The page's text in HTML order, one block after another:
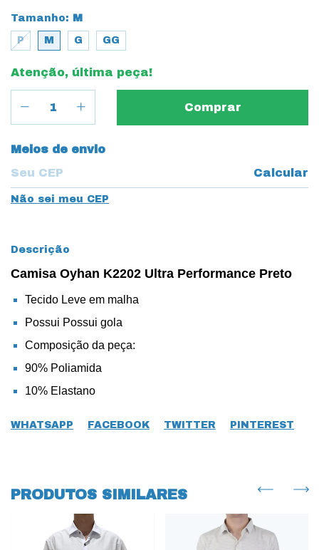
Tamanho: M
P M G GG
Atenção, última peça!
Entregas para o CEP:
Meios de envio
Calcular
Não sei meu CEP
Descrição
Camisa Oyhan K2202 Ultra Performance Preto
Tecido Leve em malha
Possui Possui gola
Composição da peça:
90% Poliamida
10% Elastano
WHATSAPP FACEBOOK TWITTER PINTEREST
PRODUTOS SIMILARES